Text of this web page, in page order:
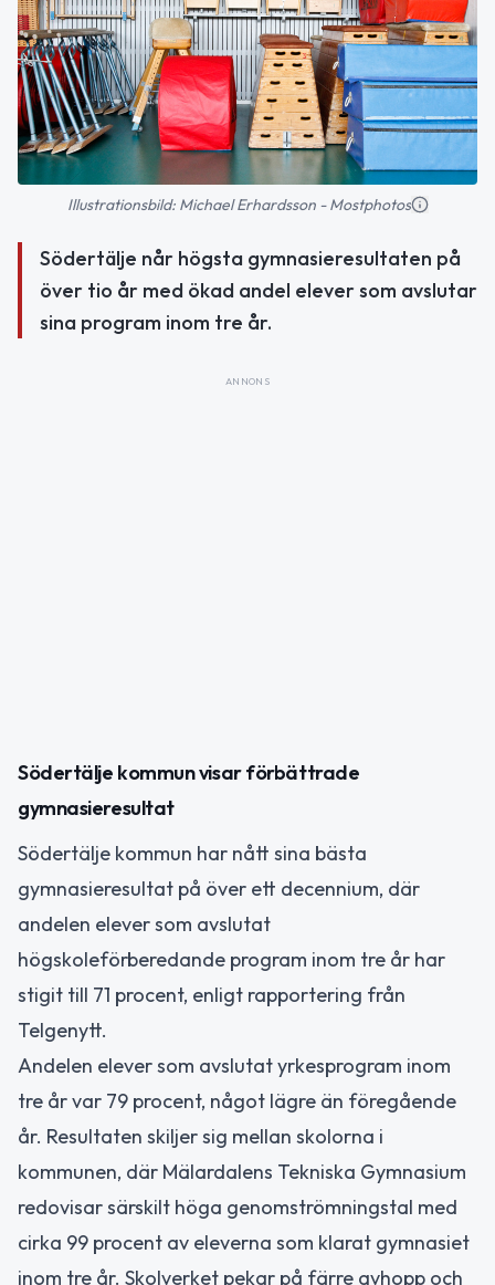
Illustrationsbild: Michael Erhardsson - Mostphotos
Södertälje når högsta gymnasieresultaten på
över tio år med ökad andel elever som avslutar
sina program inom tre år.
ANNONS
Södertälje kommun visar förbättrade
gymnasieresultat
Södertälje kommun har nått sina bästa
gymnasieresultat på över ett decennium, där
andelen elever som avslutat
högskoleförberedande program inom tre år har
stigit till 71 procent, enligt rapportering från
Telgenytt.
Andelen elever som avslutat yrkesprogram inom
tre år var 79 procent, något lägre än föregående
år. Resultaten skiljer sig mellan skolorna i
kommunen, där Mälardalens Tekniska Gymnasium
redovisar särskilt höga genomströmningstal med
cirka 99 procent av eleverna som klarat gymnasiet
inom tre år. Skolverket pekar på färre avhopp och